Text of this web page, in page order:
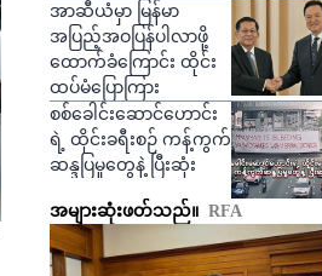
အာဆီယံမှာ မြန်မာ
အပြည့်အဝပြန်ပါလာဖို့
ထောက်ခံကြောင်း ထိုင်း
ထပ်မံပြောကြား
စစ်ခေါင်းဆောင်ဟောင်း
ရဲ့ ထိုင်းခရီးစဉ် ကန့်ကွက်
ဆန္ဒပြမှုတွေနဲ့ ပြီးဆုံး
အများဆုံးဖတ်သည်။ RFA